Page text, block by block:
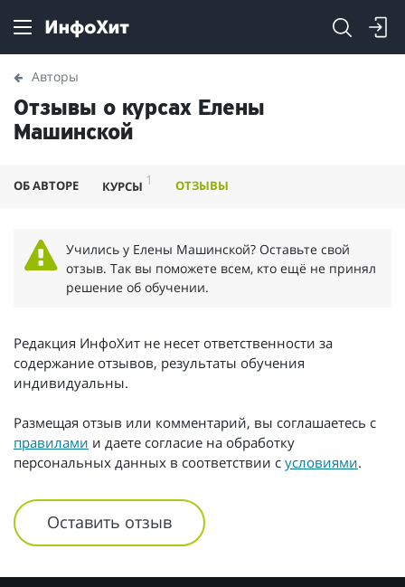
Авторы
Отзывы о курсах Елены
Машинской
ОБ АВТОРЕ КУРСЫ 1 ОТЗЫВЫ
Учились у Елены Машинской? Оставьте свой
отзыв. Так вы поможете всем, кто ещё не принял
решение об обучении.
Редакция ИнфоХит не несет ответственности за
содержание отзывов, результаты обучения
индивидуальны.
Размещая отзыв или комментарий, вы соглашаетесь с
правилами и даете согласие на обработку
персональных данных в соответствии с условиями.
Оставить отзыв